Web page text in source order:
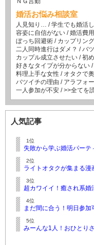
婚活お悩み相談室
人見知り… /学生でも婚活
容姿に自信がない /婚活費
ぼっち回避術 / カップリン
二人同時進行はダメ？ /バ
カップル成立させたい /初
好きなタイプが分からない /
料理上手な女性 / オタクで
バツイチの理由 / アラフォ
一人参加が不安 />>全てを
人気記事
1位
失敗から学ぶ婚活パーテ
2位
ライトオタクが集まる
3位
超カワイイ！癒され系婚
4位
まだ間に合う！明日参
5位
みーんな1人！おひとり